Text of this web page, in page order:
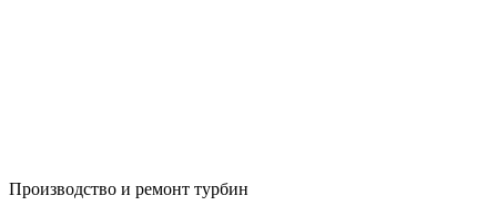
Производство и ремонт турбин